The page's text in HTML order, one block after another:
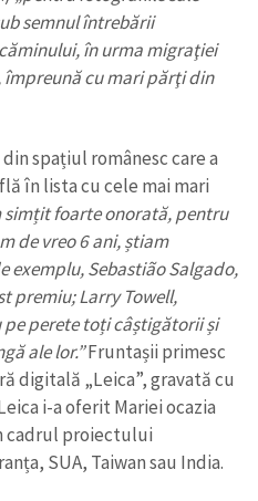
на русском
semnul întrebării
în urma migraţiei
cu mari părţi din
spațiul românesc care a
în lista cu cele mai mari
simțit foarte onorată, pentru
de vreo 6 ani, știam
exemplu, Sebastião Salgado,
premiu; Larry Towell,
perete toți câștigătorii și
ale lor.”Fruntașii primesc
digitală „Leica”, gravată cu
i-a oferit Mariei ocazia
cadrul proiectului
SUA, Taiwan sau India.